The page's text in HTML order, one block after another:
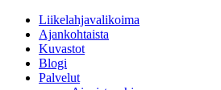
Liikelahjavalikoima
Ajankohtaista
Kuvastot
Blogi
Palvelut